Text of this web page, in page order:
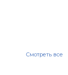
Смотреть все